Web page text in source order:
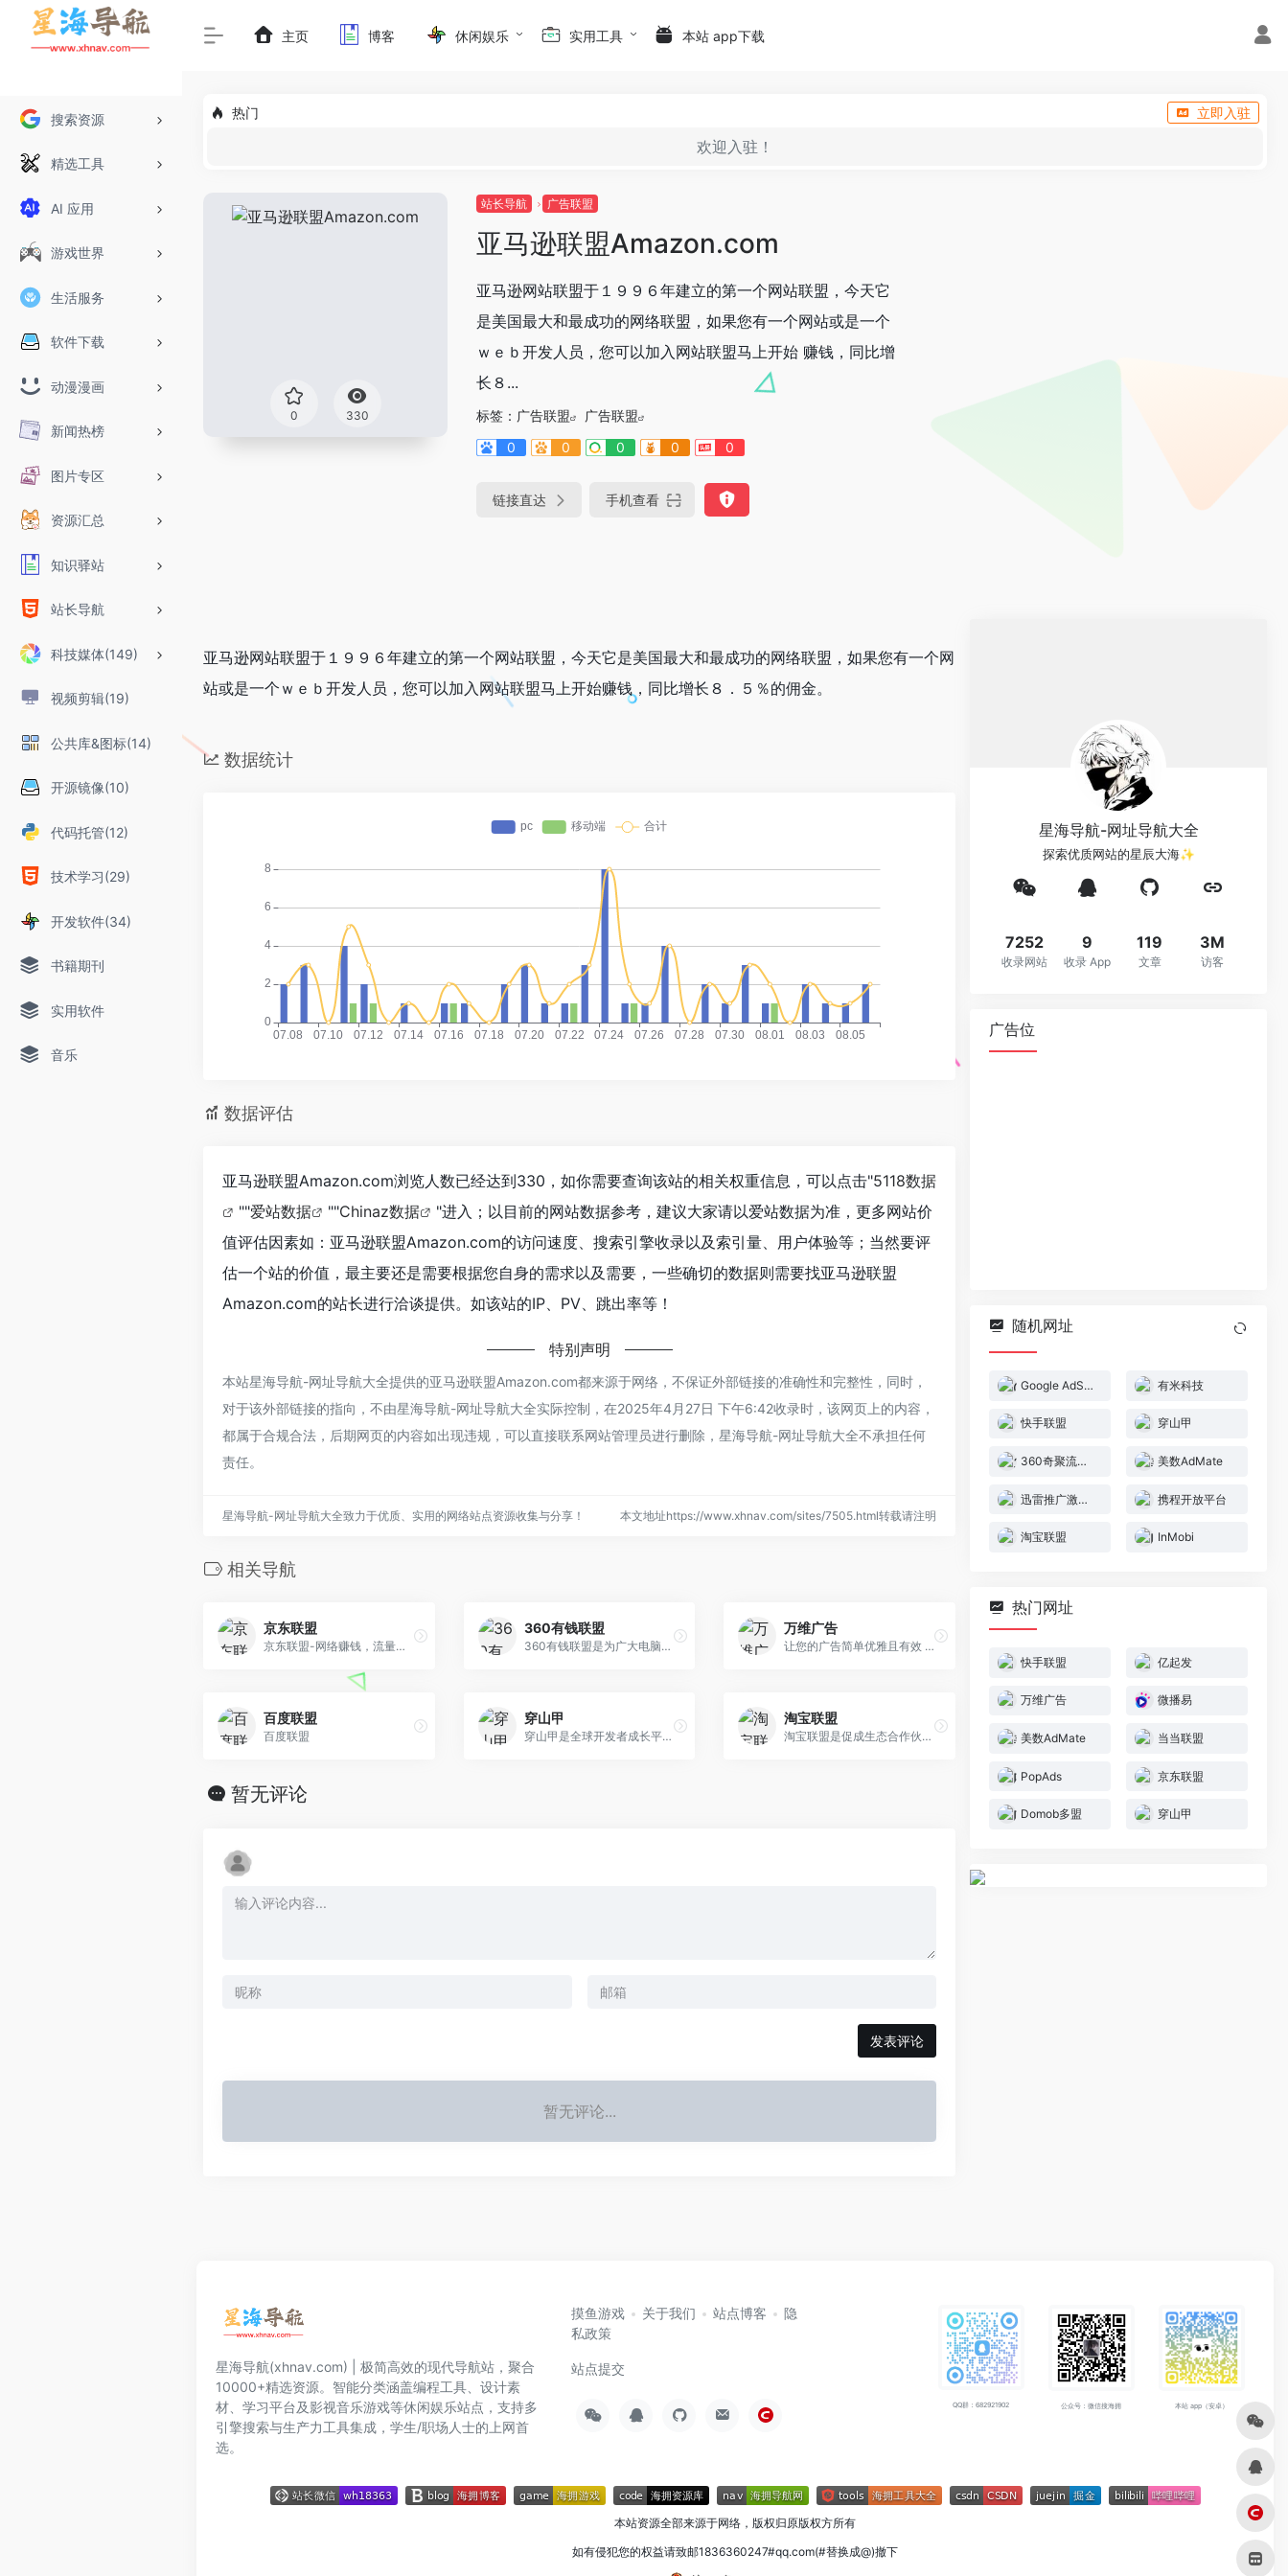
搜索资源
精选工具
AI 应用
游戏世界
生活服务
软件下载
动漫漫画
新闻热榜
图片专区
资源汇总
知识驿站
站长导航
科技媒体(149)
视频剪辑(19)
公共库&图标(14)
开源镜像(10)
代码托管(12)
技术学习(29)
开发软件(34)
书籍期刊
实用软件
音乐
主页 博客 休闲娱乐 实用工具 本站 app下载
热门 立即入驻
欢迎入驻！
0 330
站长导航 广告联盟
亚马逊联盟Amazon.com
亚马逊网站联盟于１９９６年建立的第一个网站联盟，今天它
是美国最大和最成功的网络联盟，如果您有一个网站或是一个
ｗｅｂ开发人员，您可以加入网站联盟马上开始 赚钱，同比增
长８...
标签： 广告联盟
广告联盟
0
0 0 0 0
链接直达 手机查看
亚马逊网站联盟于１９９６年建立的第一个网站联盟，今天它是美国最大和最成功的网络联盟，如果您有一个网
站或是一个ｗｅｂ开发人员，您可以加入网站联盟马上开始赚钱，同比增长８．５％的佣金。
数据统计
数据评估
亚马逊联盟Amazon.com浏览人数已经达到330，如你需要查询该站的相关权重信息，可以点击"5118数据
""爱站数据 ""Chinaz数据
"进入；以目前的网站数据参考，建议大家请以爱站数据为准，更多网站价
值评估因素如：亚马逊联盟Amazon.com的访问速度、搜索引擎收录以及索引量、用户体验等；当然要评
估一个站的价值，最主要还是需要根据您自身的需求以及需要，一些确切的数据则需要找亚马逊联盟
Amazon.com的站长进行洽谈提供。如该站的IP、PV、跳出率等！
特别声明
本站星海导航-网址导航大全提供的亚马逊联盟Amazon.com都来源于网络，不保证外部链接的准确性和完整性，同时，
对于该外部链接的指向，不由星海导航-网址导航大全实际控制，在2025年4月27日 下午6:42收录时，该网页上的内容，
都属于合规合法，后期网页的内容如出现违规，可以直接联系网站管理员进行删除，星海导航-网址导航大全不承担任何
责任。
星海导航-网址导航大全致力于优质、实用的网络站点资源收集与分享！ 本文地址https://www.xhnav.com/sites/7505.html转载请注明
相关导航
京东联盟
京东联盟-网络赚钱，流量变现，专业电商CPS联盟平台，包含京粉、CPS联盟，依托于京东商城推出的电商广告联盟赚钱平台，通过京东海量数据精细定向目标用户，开放京东电商整合能力，打造精准、高效、高转化的营销生态圈。
360有钱联盟
360有钱联盟是为广大电脑技术员提供装机推广赚钱的平台，推广的产品都为电脑必备软件，用户认可，收益结算有保障。帮人装电脑，赚额外收入。
万维广告
让您的广告简单优雅且有效 ~ 从创业团队到财富 500 强，都在使用万维广告触达专业受众，建立品牌并获取销售线索。
百度联盟
百度联盟
穿山甲
穿山甲是全球开发者成长平台,为开发者提供流量变现、广告变现、用户增长、LTV提升等全生命周期成长服务,目前已帮助超过10万个app在平台内飞速成长,也为超过10.5万广告主提供广告投放解决方案.
淘宝联盟
淘宝联盟是促成生态合作伙伴与广告主生意经营的平台，合作伙伴包含且不仅限于各类流量媒体、内容媒体、社交个人、网红达人、MCN机构、招商服务商、工具服务商、代理机构等。平台优势：零门槛，淘宝账户登录即可推广；零成本，专做商品推荐与分享不囤货不发货；零风险，分享推广轻松学会带来成交拿佣金。
暂无评论
发表评论
暂无评论...
星海导航-网址导航大全
探索优质网站的星辰大海✨
7252
收录网站
9
收录 App
119
文章
3M
访客
广告位
随机网址
Google AdSense（谷歌广告联盟） 有米科技
快手联盟 穿山甲
360奇聚流量变现平台 美数AdMate
迅雷推广激励平台 携程开放平台
淘宝联盟 InMobi
热门网址
快手联盟 亿起发
万维广告 微播易
美数AdMate 当当联盟
PopAds 京东联盟
Domob多盟 穿山甲
星海导航(xhnav.com) | 极简高效的现代导航站，聚合
10000+精选资源。智能分类涵盖编程工具、设计素
材、学习平台及影视音乐游戏等休闲娱乐站点，支持多
引擎搜索与生产力工具集成，学生/职场人士的上网首
选。
摸鱼游戏 关于我们 站点博客
隐
私政策
站点提交
QQ群：682921902 公众号：微信搜海拥 本站 app（安卓）
本站资源全部来源于网络，版权归原版权方所有
如有侵犯您的权益请致邮1836360247#qq.com(#替换成@)撤下